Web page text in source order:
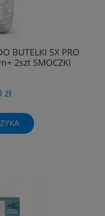
BUTELKI SX PRO
2szt SMOCZKI